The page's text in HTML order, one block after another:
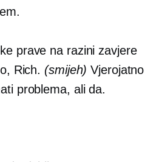
prave na razini zavjere
Rich. (smijeh) Vjerojatno
problema, ali da.